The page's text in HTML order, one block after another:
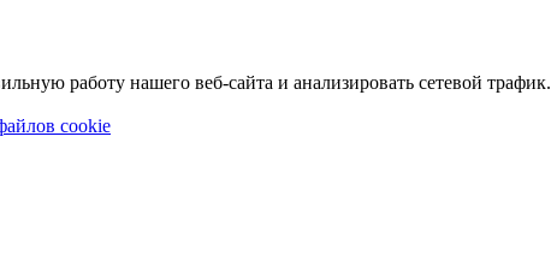
работу нашего веб-сайта и анализировать сетевой трафик.
cookie